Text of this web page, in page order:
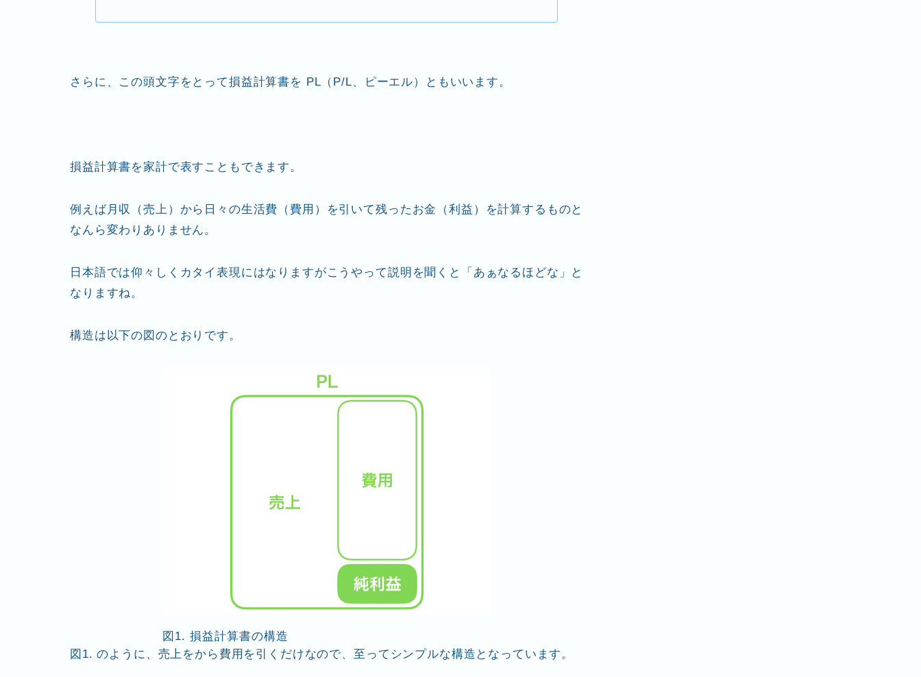
さらに、この頭文字をとって損益計算書を PL（P/L、ピーエル）ともいいます。
損益計算書を家計で表すこともできます。
例えば月収（売上）から日々の生活費（費用）を引いて残ったお金（利益）を計算するものと
なんら変わりありません。
日本語では仰々しくカタイ表現にはなりますがこうやって説明を聞くと「あぁなるほどな」と
なりますね。
構造は以下の図のとおりです。
図1. 損益計算書の構造
図1. のように、売上をから費用を引くだけなので、至ってシンプルな構造となっています。